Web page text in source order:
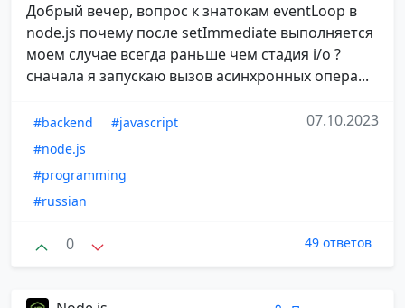
Добрый вечер, вопрос к знатокам eventLoop в
node.js почему после setImmediate выполняется
моем случае всегда раньше чем стадия i/o ?
сначала я запускаю вызов асинхронных опера...
#backend
#javascript
#node.js
#programming
#russian
07.10.2023
0 49 ответов